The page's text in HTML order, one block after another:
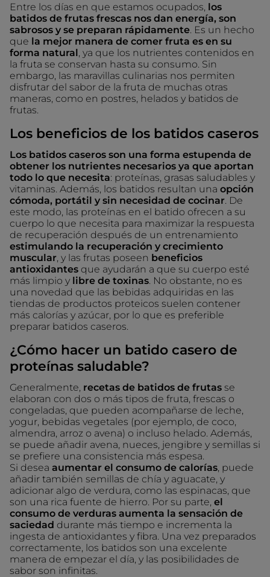
Entre los días en que estamos ocupados, los
batidos de frutas frescas nos dan energía, son
sabrosos y se preparan rápidamente. Es un hecho
que la mejor manera de comer fruta es en su
forma natural , ya que los nutrientes contenidos en
la fruta se conservan hasta su consumo. Sin
embargo, las maravillas culinarias nos permiten
disfrutar del sabor de la fruta de muchas otras
maneras, como en postres, helados y batidos de
frutas.
Los beneficios de los batidos caseros
Los batidos caseros son una forma estupenda de
obtener los nutrientes necesarios ya que aportan
todo lo que necesita: proteínas, grasas saludables y
vitaminas. Además, los batidos resultan una opción
cómoda, portátil y sin necesidad de cocinar. De
este modo, las proteínas en el batido ofrecen a su
cuerpo lo que necesita para maximizar la respuesta
de recuperación después de un entrenamiento
estimulando la recuperación y crecimiento
muscular , y las frutas poseen beneficios
antioxidantes que ayudarán a que su cuerpo esté
más limpio y libre de toxinas. No obstante, no es
una novedad que las bebidas adquiridas en las
tiendas de productos proteicos suelen contener
más calorías y azúcar, por lo que es preferible
preparar batidos caseros.
¿Cómo hacer un batido casero de
proteínas saludable?
Generalmente, recetas de batidos de frutas se
elaboran con dos o más tipos de fruta, frescas o
congeladas, que pueden acompañarse de leche,
yogur, bebidas vegetales (por ejemplo, de coco,
almendra, arroz o avena) o incluso helado. Además,
se puede añadir avena, nueces, jengibre y semillas si
se prefiere una consistencia más espesa.
Si desea aumentar el consumo de calorías , puede
añadir también semillas de chía y aguacate, y
adicionar algo de verdura, como las espinacas, que
son una rica fuente de hierro. Por su parte, el
consumo de verduras aumenta la sensación de
saciedad durante más tiempo e incrementa la
ingesta de antioxidantes y fibra. Una vez preparados
correctamente, los batidos son una excelente
manera de empezar el día, y las posibilidades de
sabor son infinitas.